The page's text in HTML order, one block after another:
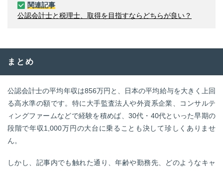
関連記事
公認会計士と税理士、取得を目指すならどちらが良い？
まとめ
公認会計士の平均年収は856万円と、日本の平均給与を大きく上回
る高水準の額です。特に大手監査法人や外資系企業、コンサルテ
ィングファームなどで経験を積めば、30代・40代といった早期の
段階で年収1,000万円の大台に乗ることも決して珍しくありませ
ん。
しかし、記事内でも触れた通り、年齢や勤務先、どのようなキャ